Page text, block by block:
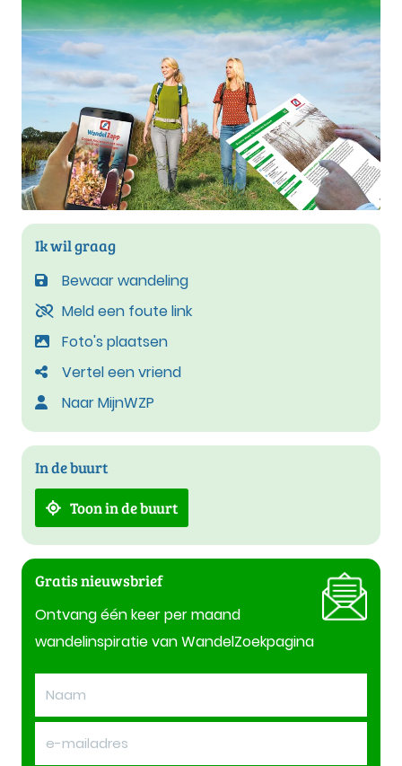
Ik wil graag
Bewaar wandeling
Meld een foute link
Foto's plaatsen
Vertel een vriend
Naar MijnWZP
In de buurt
Toon in de buurt
Gratis nieuwsbrief
Ontvang één keer per maand
wandelinspiratie van WandelZoekpagina